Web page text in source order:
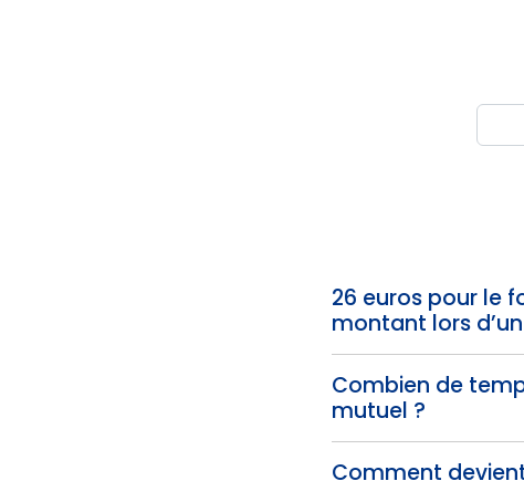
26 euros pour le
montant lors
Combien de
mutuel ?
Comment